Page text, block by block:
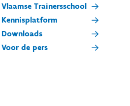
Vlaamse Trainersschool
Kennisplatform
Downloads
Voor de pers